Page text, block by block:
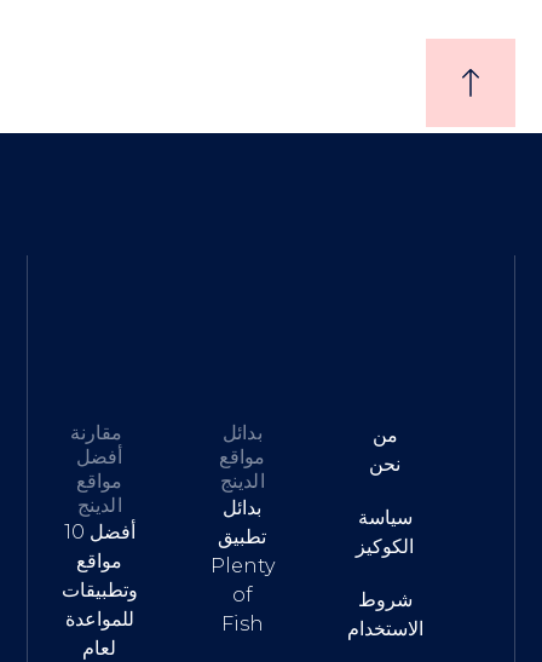
من
نحن
سياسة
الكوكيز
شروط
الاستخدام
بدائل
مواقع
الدينج
بدائل
تطبيق
Plenty
of
Fish
مقارنة
أفضل
مواقع
الدينج
أفضل 10
مواقع
وتطبيقات
للمواعدة
لعام